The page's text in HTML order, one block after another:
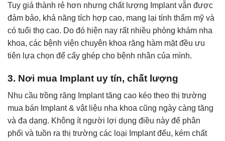
Tuy giá thành rẻ hơn nhưng chất lượng Implant vẫn được
đảm bảo, khả năng tích hợp cao, mang lại tính thẩm mỹ và
có tuổi thọ cao. Do đó hiện nay rất nhiều phòng khám nha
khoa, các bệnh viện chuyên khoa răng hàm mặt đều ưu
tiên lựa chọn để cấy ghép cho bệnh nhân của mình.
3. Nơi mua Implant uy tín, chất lượng
Nhu cầu trồng răng Implant tăng cao kéo theo thị trường
mua bán Implant & vật liệu nha khoa cũng ngày càng tăng
và đa dạng. Không ít người lợi dụng điều này để phân
phối và tuồn ra thị trường các loại Implant đểu, kém chất